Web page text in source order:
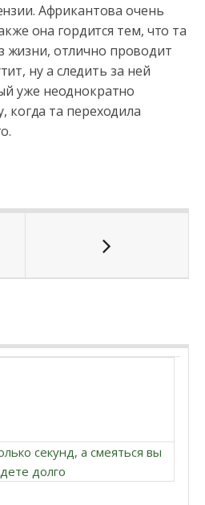
Африкантова очень
она гордится тем, что та
жизни, отлично проводит
ну а следить за ней
уже неоднократно
когда та переходила
секунд, а смеяться вы
долго